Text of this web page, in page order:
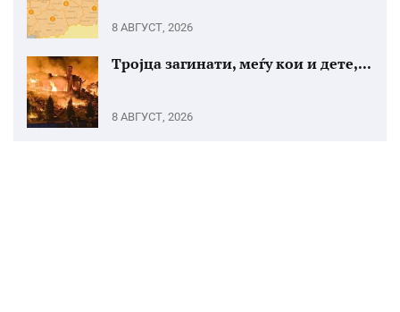
8 АВГУСТ, 2026
Тројца загинати, меѓу кои и дете,...
8 АВГУСТ, 2026